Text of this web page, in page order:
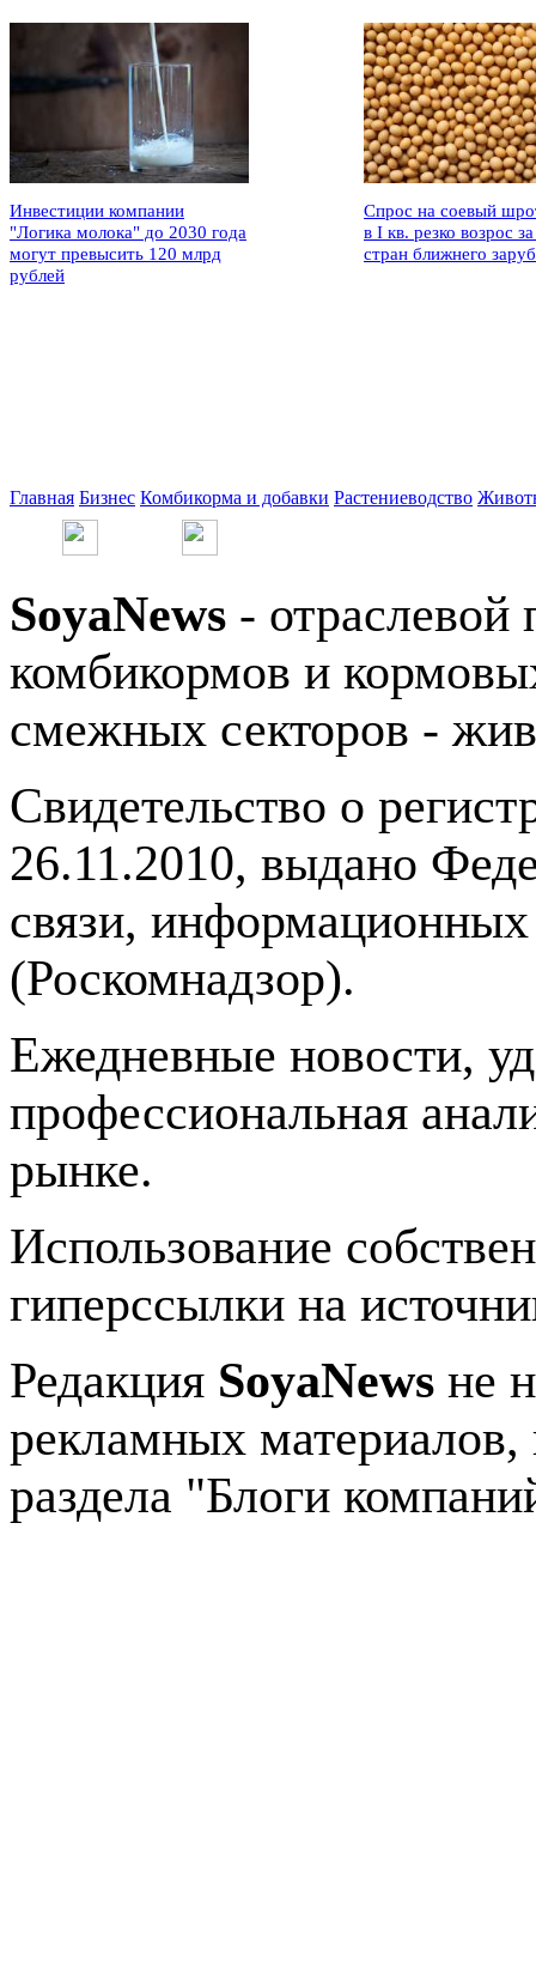
Инвестиции компании
"Логика молока" до 2030 года
могут превысить 120 млрд
рублей
Спрос на соевый
в I кв. резко возрос
стран ближнего
Главная Бизнес Комбикорма и добавки Растениеводство
SoyaNews - отраслевой
комбикормов и
смежных секторов -
Свидетельство о
26.11.2010, выдано
связи,
(Роскомнадзор).
Ежедневные новости,
профессиональная
рынке.
Использование
гиперссылки на
Редакция SoyaNews не
рекламных
раздела "Блоги